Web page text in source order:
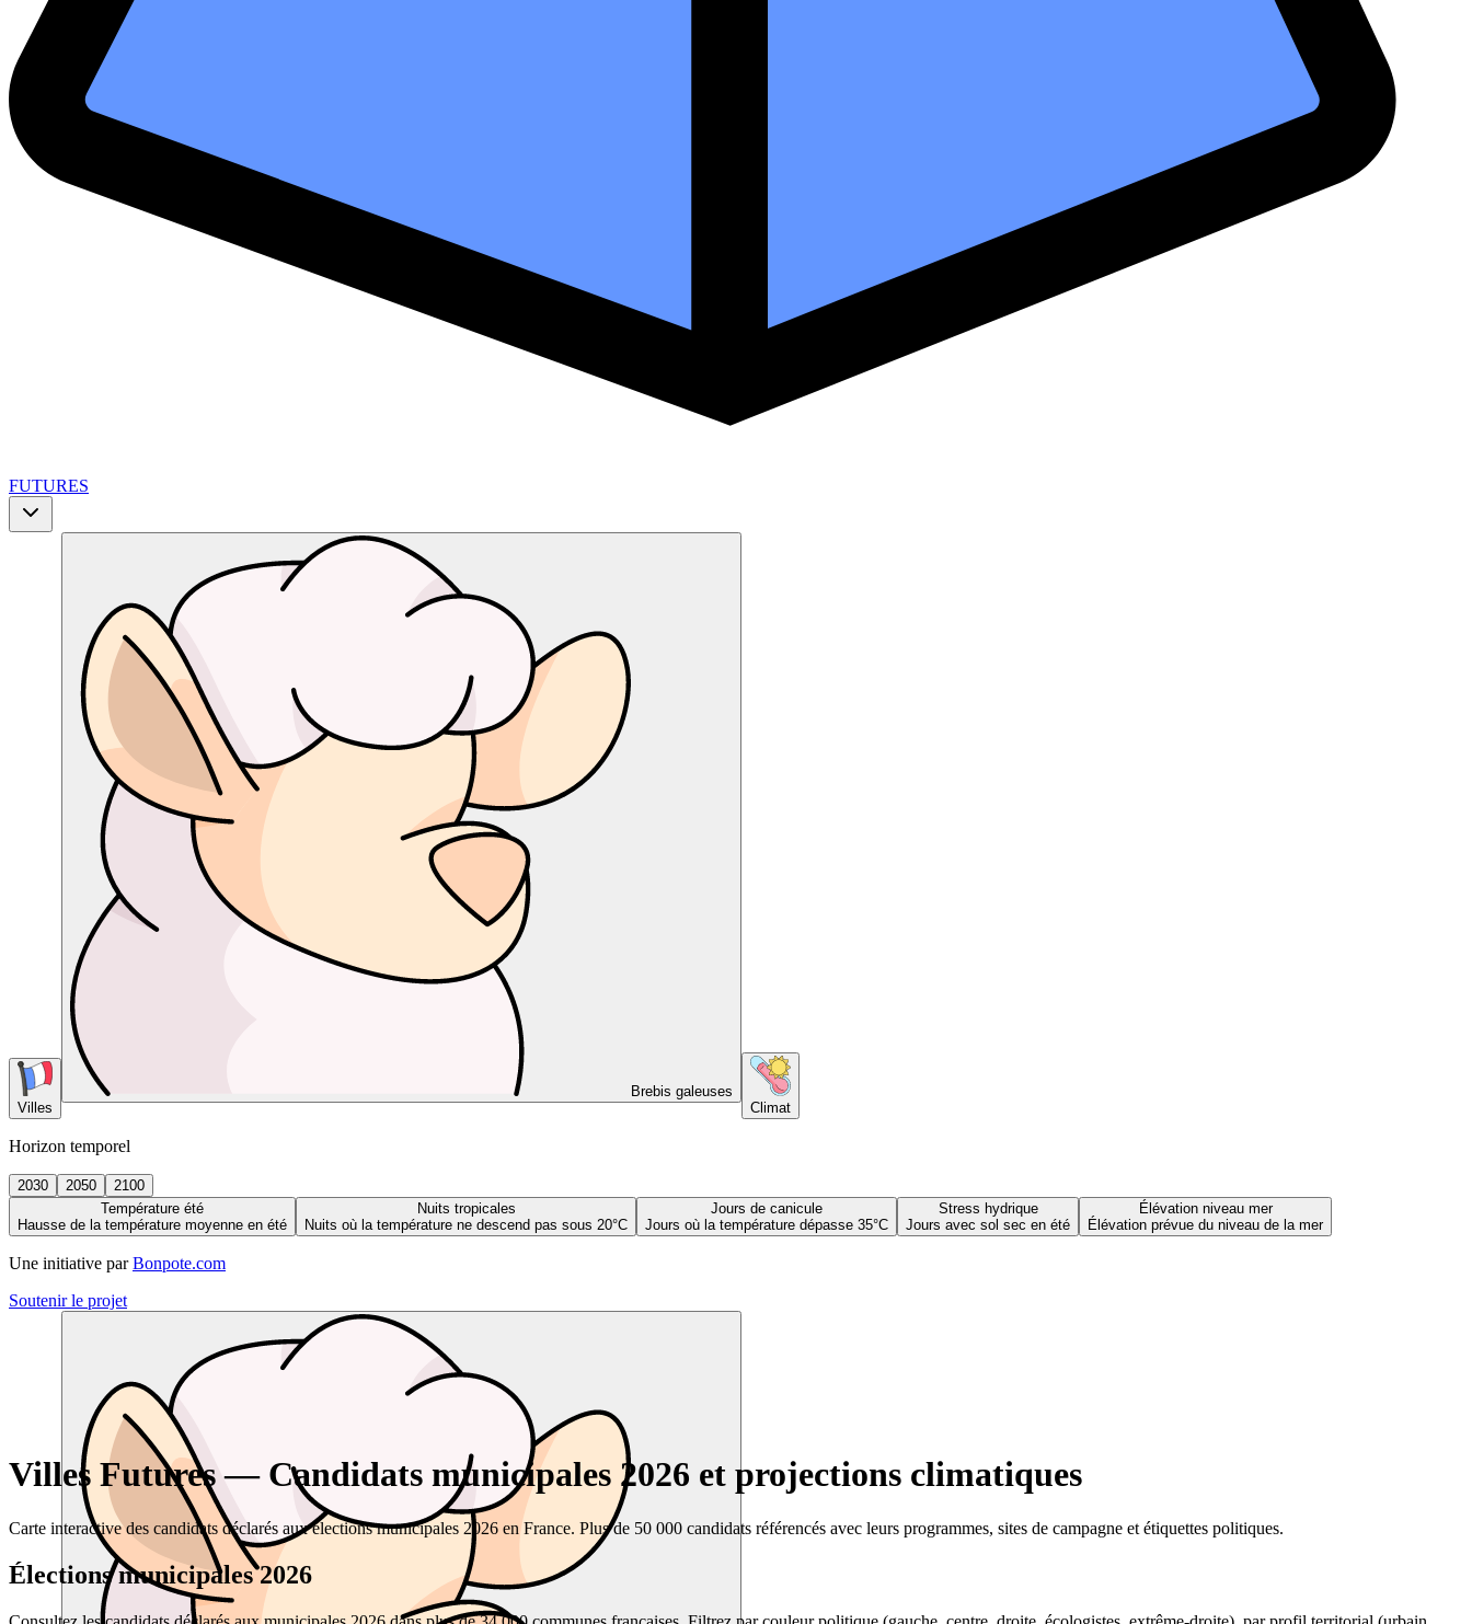
FUTURES
Villes
Brebis galeuses
Climat
Horizon temporel
2030 2050
2100
Température été
Hausse de la température moyenne en été
Nuits tropicales
Nuits où la température ne descend pas sous 20°C
Jours de canicule
Jours où la température dépasse 35°C
Stress hydrique
Jours avec sol sec en été
Élévation niveau mer
Élévation prévue du niveau de la mer
Une initiative par Bonpote.com
Soutenir le projet
Villes Futures — Candidats municipales 2026 et projections climatiques
Carte interactive des candidats déclarés aux élections municipales 2026 en France. Plus de 50 000 candidats référencés avec leurs programmes, sites de campagne et étiquettes politiques.
Élections municipales 2026